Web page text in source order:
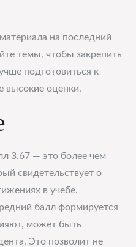
на последний
темы, чтобы закрепить
подготовиться к
высокие оценки.
3.67 — это более чем
свидетельствует о
в учебе.
балл формируется
может быть
Это позволит не